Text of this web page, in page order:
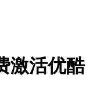
激活优酷